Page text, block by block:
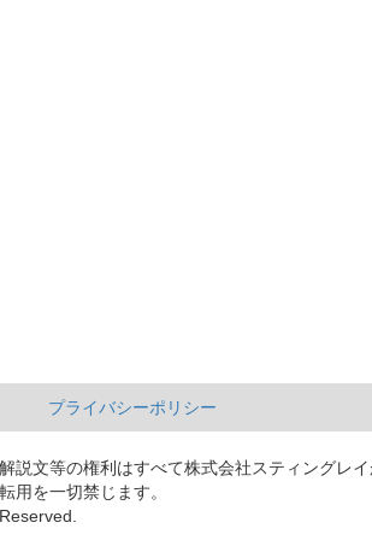
プライバシーポリシー
説文等の権利はすべて株式会社スティングレイ
用を一切禁じます。